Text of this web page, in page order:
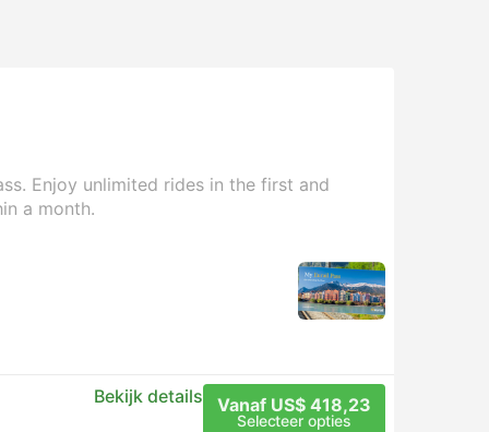
Enjoy unlimited rides in the first and
a month.
Bekijk details Vanaf US$ 418,23
Selecteer opties